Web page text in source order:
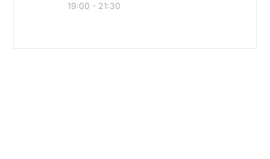
19:00 - 21:30